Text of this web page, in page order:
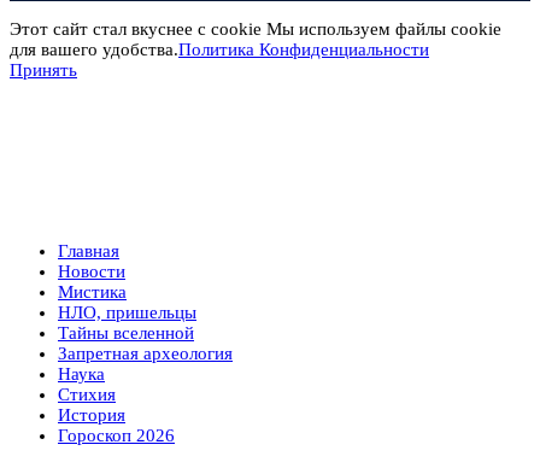
Этот сайт стал вкуснее с cookie Мы используем файлы cookie
для вашего удобства.Политика Конфиденциальности
Принять
Главная
Новости
Мистика
НЛО, пришельцы
Тайны вселенной
Запретная археология
Наука
Стихия
История
Гороскоп 2026